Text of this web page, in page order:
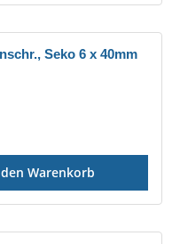
Seko 6 x 40mm
Warenkorb